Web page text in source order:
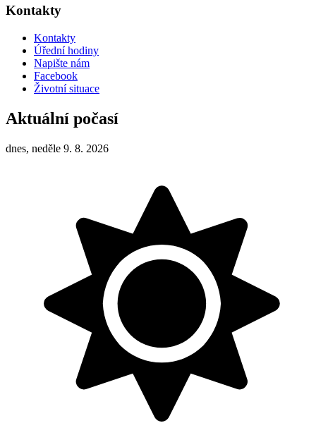
Kontakty
Kontakty
Úřední hodiny
Napište nám
Facebook
Životní situace
Aktuální počasí
dnes, neděle 9. 8. 2026